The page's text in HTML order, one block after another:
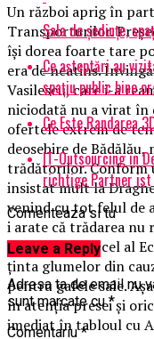
Un război aprig în
Transporturilor.
îşi dorea foarte tare
era de neatins.
Vasilescu, care i-a
niciodată nu a virat
ofertele extrem de
deosebire de
trădătorilor. Conform
insistat mult la
venind cu tot felul de
i arate că trădarea nu
minister greu, cel al
ţinta glumelor din
pentru gafele sale.
în atenţia presei şi
imediat în tabloul cu
Sala de ședințe,
Ce așteptări au
spațiu public bine
Ce Este Randarea
IT-Outsourcing in
richtige Partner ist
Comenteaza si tu
Leave a Reply
Adresa ta de email nu
sunt marcate cu*
Comentariu*